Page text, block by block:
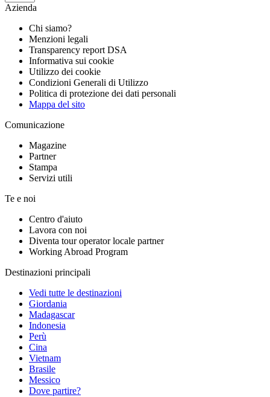
Azienda
Chi siamo?
Menzioni legali
Transparency report DSA
Informativa sui cookie
Utilizzo dei cookie
Condizioni Generali di Utilizzo
Politica di protezione dei dati personali
Mappa del sito
Comunicazione
Magazine
Partner
Stampa
Servizi utili
Te e noi
Centro d'aiuto
Lavora con noi
Diventa tour operator locale partner
Working Abroad Program
Destinazioni principali
Vedi tutte le destinazioni
Giordania
Madagascar
Indonesia
Perù
Cina
Vietnam
Brasile
Messico
Dove partire?